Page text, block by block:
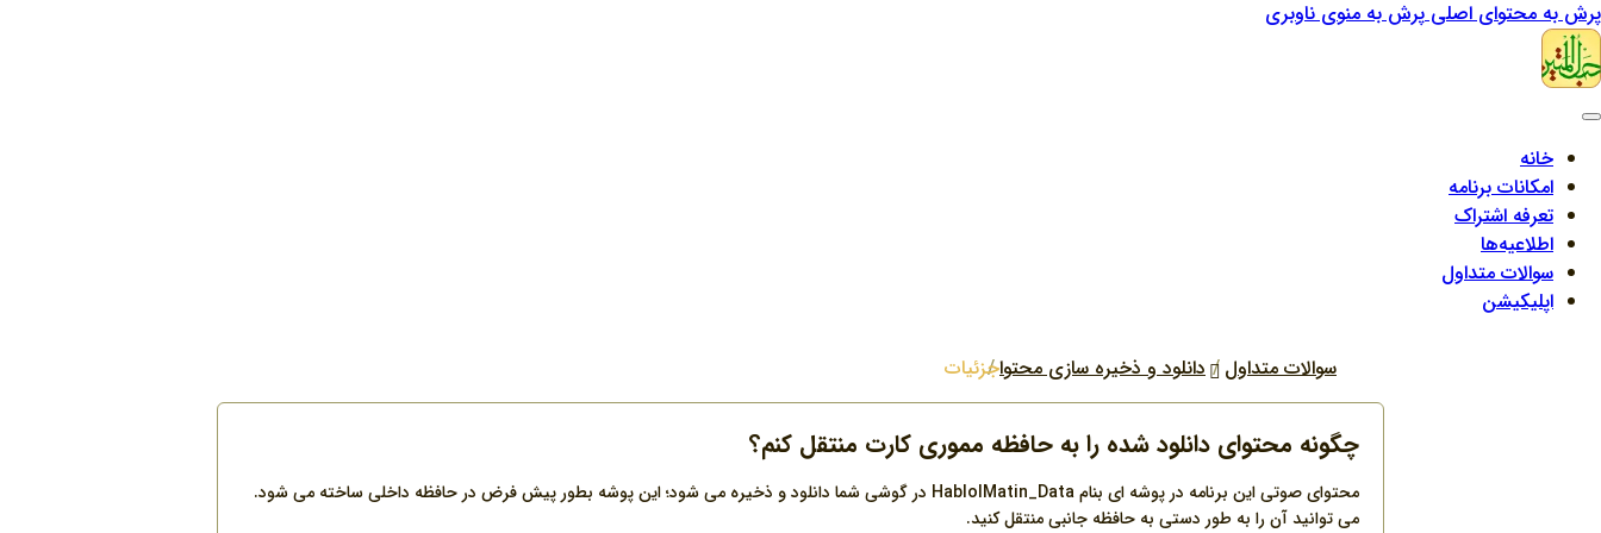
پرش به محتوای اصلیپرش به منوی ناوبری
خانه
امکانات برنامه
تعرفه اشتراک
اطلاعیه‌ها
سوالات متداول
اپلیکیشن
سوالات متداول دانلود و ذخیره سازی محتواجزئیات
چگونه محتوای دانلود شده را به حافظه مموری کارت منتقل کنم؟
محتوای صوتی اين برنامه در پوشه ای بنام HablolMatin_Data در گوشی شما دانلود و ذخیره می شود؛ اين پوشه بطور پيش فرض در حافظه داخلی ساخته می شود.
می توانید آن را به طور دستی به حافظه جانبی منتقل کنید.